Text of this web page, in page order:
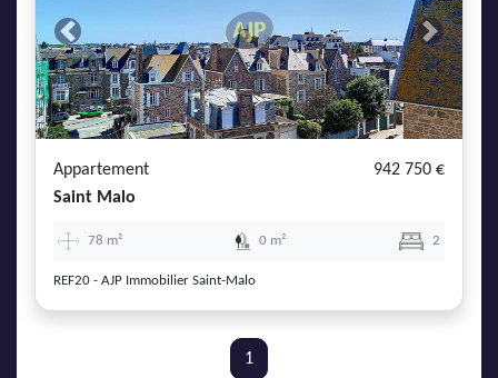
Previous Next
Appartement
942 750 €
Saint Malo
78 m² 0 m² 2
REF20 - AJP Immobilier Saint-Malo
1